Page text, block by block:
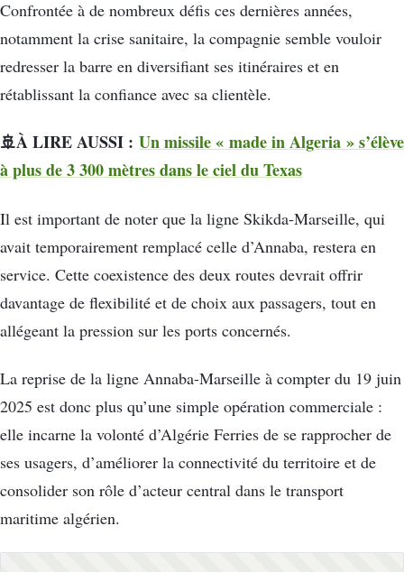
Confrontée à de nombreux défis ces dernières années,
notamment la crise sanitaire, la compagnie semble vouloir
redresser la barre en diversifiant ses itinéraires et en
rétablissant la confiance avec sa clientèle.
🚢À LIRE AUSSI : Un missile « made in Algeria » s’élève
à plus de 3 300 mètres dans le ciel du Texas
Il est important de noter que la ligne Skikda-Marseille, qui
avait temporairement remplacé celle d’Annaba, restera en
service. Cette coexistence des deux routes devrait offrir
davantage de flexibilité et de choix aux passagers, tout en
allégeant la pression sur les ports concernés.
La reprise de la ligne Annaba-Marseille à compter du 19 juin
2025 est donc plus qu’une simple opération commerciale :
elle incarne la volonté d’Algérie Ferries de se rapprocher de
ses usagers, d’améliorer la connectivité du territoire et de
consolider son rôle d’acteur central dans le transport
maritime algérien.